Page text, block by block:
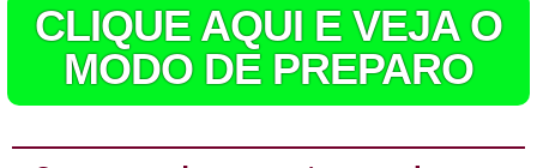
CLIQUE AQUI E VEJA O
MODO DE PREPARO